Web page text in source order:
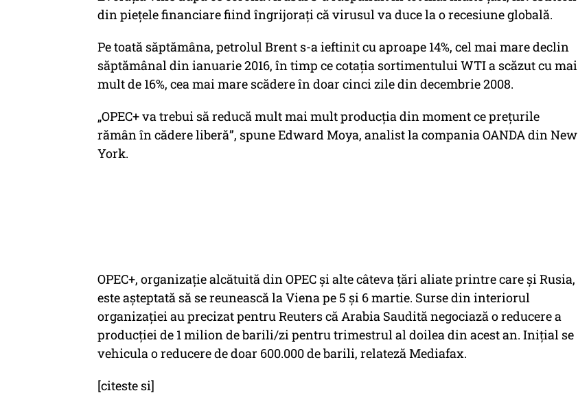
din pieţele financiare fiind îngrijoraţi că virusul va duce la o recesiune globală.
Pe toată săptămâna, petrolul Brent s-a ieftinit cu aproape 14%, cel mai mare declin
săptămânal din ianuarie 2016, în timp ce cotaţia sortimentului WTI a scăzut cu mai
mult de 16%, cea mai mare scădere în doar cinci zile din decembrie 2008.
„OPEC+ va trebui să reducă mult mai mult producţia din moment ce preţurile
rămân în cădere liberă”, spune Edward Moya, analist la compania OANDA din New
York.
OPEC+, organizaţie alcătuită din OPEC şi alte câteva ţări aliate printre care şi Rusia,
este aşteptată să se reunească la Viena pe 5 şi 6 martie. Surse din interiorul
organizaţiei au precizat pentru Reuters că Arabia Saudită negociază o reducere a
producţiei de 1 milion de barili/zi pentru trimestrul al doilea din acest an. Iniţial se
vehicula o reducere de doar 600.000 de barili, relateză Mediafax.
[citeste si]